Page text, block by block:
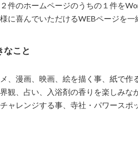
件のホームページのうちの１件を
に喜んでいただけるWEBページを一
なこと
、漫画、映画、絵を描く事、紙で作
観、占い、入浴剤の香りを楽しみな
ャレンジする事、寺社・パワースポ